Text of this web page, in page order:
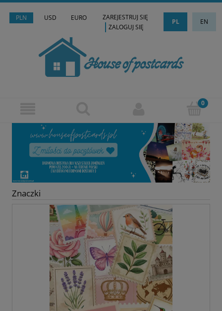
PLN USD EURO PL EN
ZAREJESTRUJ SIĘ
ZALOGUJ SIĘ
Znaczki